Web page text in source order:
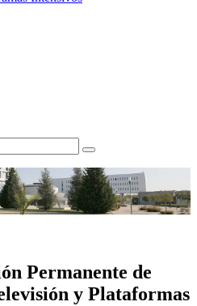
Permanente de
y Plataformas